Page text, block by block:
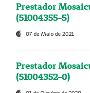
Prestador
(51004355-5)
07 de Maio de 2021
Prestador
(51004352-0)